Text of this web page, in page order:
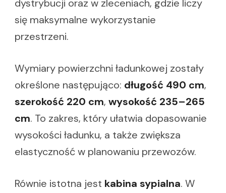
dystrybucji oraz w zleceniach, gdzie liczy
się maksymalne wykorzystanie
przestrzeni.
Wymiary powierzchni ładunkowej zostały
określone następująco: długość 490 cm,
szerokość 220 cm, wysokość 235–265
cm. To zakres, który ułatwia dopasowanie
wysokości ładunku, a także zwiększa
elastyczność w planowaniu przewozów.
Równie istotna jest kabina sypialna. W